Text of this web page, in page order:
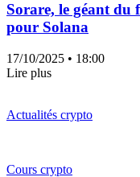
Sorare, le géant du
pour Solana
17/10/2025 • 18:00
Lire plus
Actualités crypto
Cours crypto